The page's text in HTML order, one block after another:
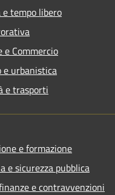
tempo libero
e Commercio
e urbanistica
e trasporti
e formazione
e sicurezza pubblica
e contravvenzioni